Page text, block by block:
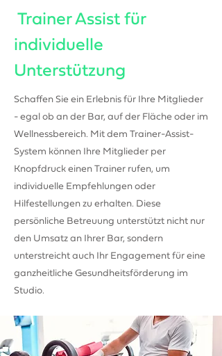
Trainer Assist für
individuelle
Unterstützung
Schaffen Sie ein Erlebnis für Ihre Mitglieder
- egal ob an der Bar, auf der Fläche oder im
Wellnessbereich. Mit dem Trainer-Assist-
System können Ihre Mitglieder per
Knopfdruck einen Trainer rufen, um
individuelle Empfehlungen oder
Hilfestellungen zu erhalten. Diese
persönliche Betreuung unterstützt nicht nur
den Umsatz an Ihrer Bar, sondern
unterstreicht auch Ihr Engagement für eine
ganzheitliche Gesundheitsförderung im
Studio.